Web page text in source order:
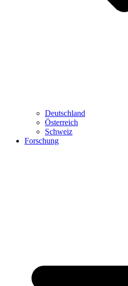
Deutschland
Österreich
Schweiz
Forschung